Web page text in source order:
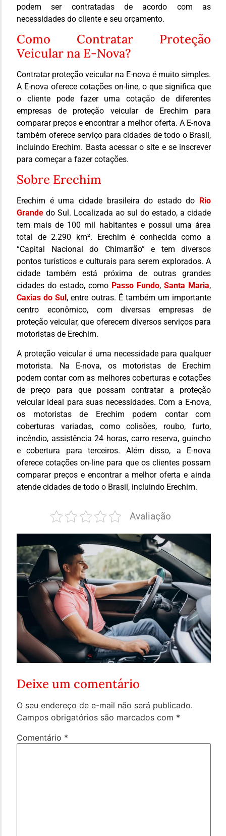
podem ser contratadas de acordo com as
necessidades do cliente e seu orçamento.
Como Contratar Proteção
Veicular na E-Nova?
Contratar proteção veicular na E-nova é muito simples.
A E-nova oferece cotações on-line, o que significa que
o cliente pode fazer uma cotação de diferentes
empresas de proteção veicular de Erechim para
comparar preços e encontrar a melhor oferta. A E-nova
também oferece serviço para cidades de todo o Brasil,
incluindo Erechim. Basta acessar o site e se inscrever
para começar a fazer cotações.
Sobre Erechim
Erechim é uma cidade brasileira do estado do
Rio
Grande do Sul. Localizada ao sul do estado, a cidade
tem mais de 100 mil habitantes e possui uma área
total de 2.290 km². Erechim é conhecida como a
“Capital Nacional do Chimarrão” e tem diversos
pontos turísticos e culturais para serem explorados. A
cidade também está próxima de outras grandes
cidades do estado, como Passo Fundo, Santa Maria,
Caxias do Sul , entre outras. É também um importante
centro econômico, com diversas empresas de
proteção veicular, que oferecem diversos serviços para
motoristas de Erechim.
A proteção veicular é uma necessidade para qualquer
motorista. Na E-nova, os motoristas de Erechim
podem contar com as melhores coberturas e cotações
de preço para que possam contratar a proteção
veicular ideal para suas necessidades. Com a E-nova,
os motoristas de Erechim podem contar com
coberturas variadas, como colisões, roubo, furto,
incêndio, assistência 24 horas, carro reserva, guincho
e cobertura para terceiros. Além disso, a E-nova
oferece cotações on-line para que os clientes possam
comparar preços e encontrar a melhor oferta e ainda
atende cidades de todo o Brasil, incluindo Erechim.
Avaliação
Deixe um comentário
O seu endereço de e-mail não será publicado.
Campos obrigatórios são marcados com *
Comentário *